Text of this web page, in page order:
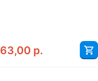
63,00 р.